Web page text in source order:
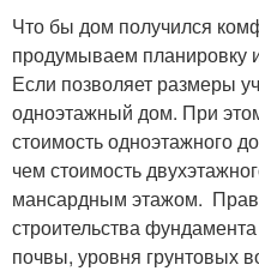
Что бы дом получился
продумываем планировку
Если позволяет размеры
одноэтажный дом. При
стоимость одноэтажного
чем стоимость
мансардным этажом.
строительства
почвы, уровня грунтовых